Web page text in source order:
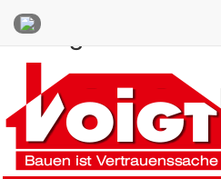
Anzeigen